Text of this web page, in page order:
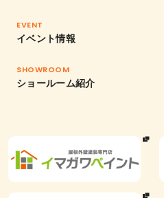
EVENT
イベント情報
SHOWROOM
ショールーム紹介